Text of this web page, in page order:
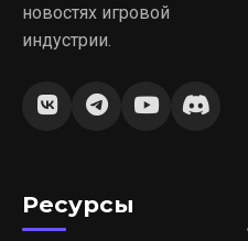
новостях игровой
индустрии.
Ресурсы